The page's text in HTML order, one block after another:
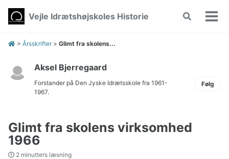
Skip
navigation
Skip
Skip
Vejle Idrætshøjskoles Historie
Toggle Vis/
> Årsskrifter > Glimt fra skolens...
Aksel Bjerregaard
Forstander på Den Jyske Idrætsskole fra 1961-
1967.
Følg
Glimt fra skolens virksomhed
1966
2 minutters læsning